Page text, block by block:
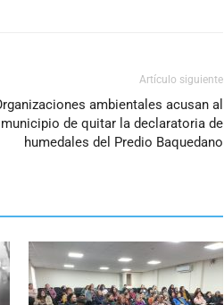
Artículo siguiente
ambientales acusan al
municipio de quitar la declaratoria de
humedales del Predio Baquedano